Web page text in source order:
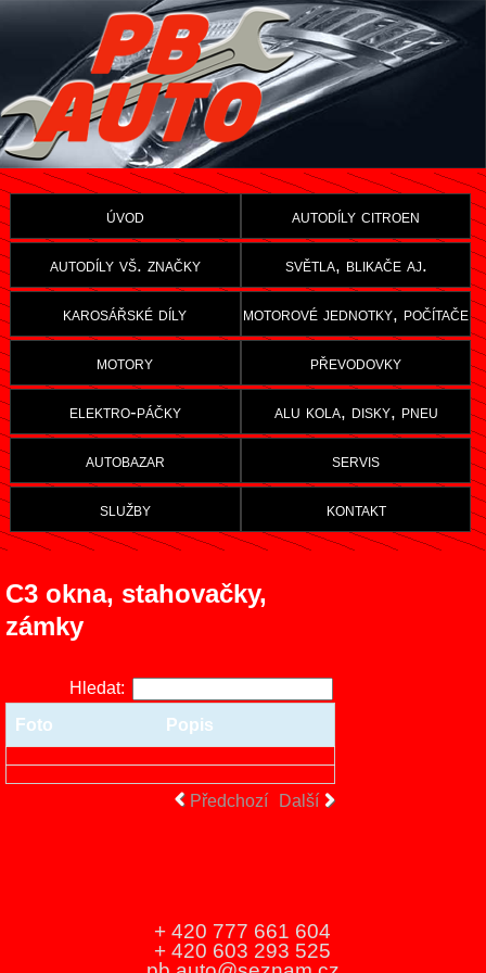
úvod autodíly citroen
autodíly vš. značky světla, blikače aj.
karosářské díly motorové jednotky, počítače
motory převodovky
elektro-páčky alu kola, disky, pneu
autobazar servis
služby kontakt
C3 okna, stahovačky,
zámky
Hledat:
Foto
Popis
Předchozí Další
+ 420 777 661 604
+ 420 603 293 525